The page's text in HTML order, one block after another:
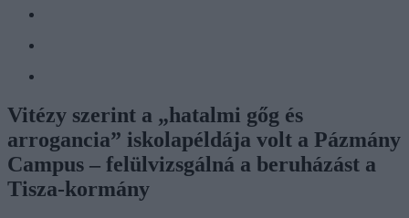
Vitézy szerint a „hatalmi gőg és
arrogancia” iskolapéldája volt a Pázmány
Campus – felülvizsgálná a beruházást a
Tisza-kormány